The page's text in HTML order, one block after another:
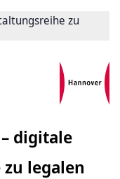
zu
digitale
legalen